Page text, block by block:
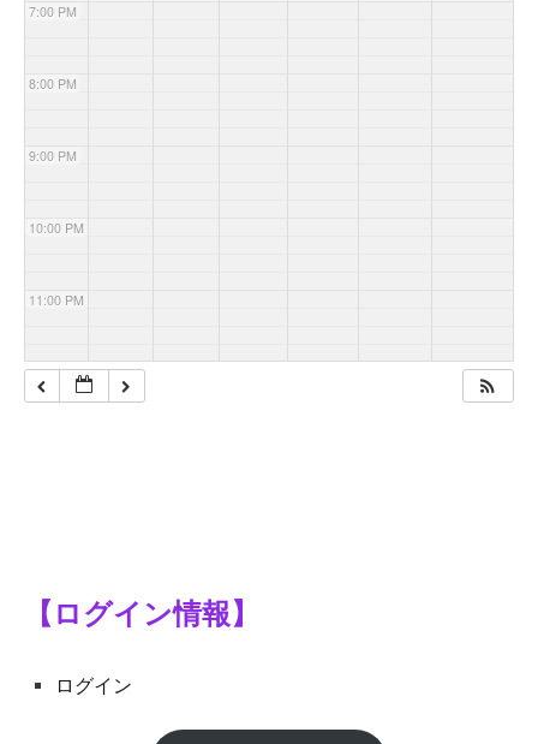
7:00 PM
8:00 PM
9:00 PM
10:00 PM
11:00 PM
【ログイン情報】
ログイン